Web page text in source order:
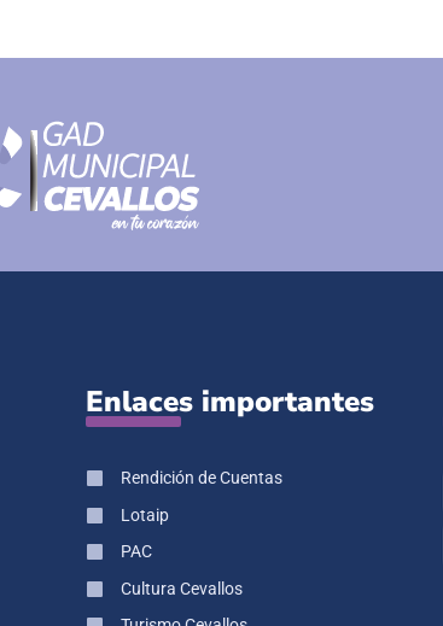
Enlaces importantes
Rendición de Cuentas
Lotaip
PAC
Cultura Cevallos